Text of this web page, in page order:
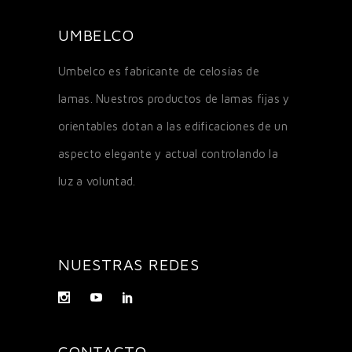
UMBELCO
Umbelco es fabricante de celosías de
lamas. Nuestros productos de lamas fijas y
orientables dotan a las edificaciones de un
aspecto elegante y actual controlando la
luz a voluntad.
NUESTRAS REDES